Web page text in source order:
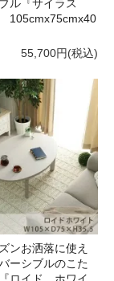
ル『サイラス
105cmx75cmx40
55,700円(税込)
ンお洒落に使え
ーシブルのこた